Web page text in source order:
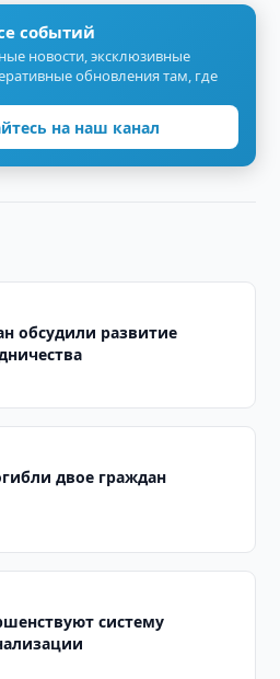
событий
новости, эксклюзивные
обновления там, где
на наш канал
обсудили развитие
двое граждан
систему